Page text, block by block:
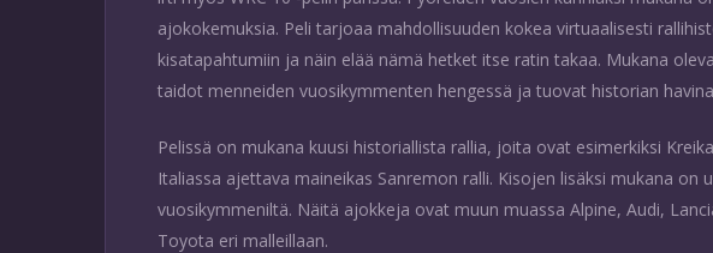
ajokokemuksia. Peli tarjoaa mahdollisuuden kokea virtuaalisesti
kisatapahtumiin ja näin elää nämä hetket itse ratin takaa. Mukana
taidot menneiden vuosikymmenten hengessä ja tuovat historian
Pelissä on mukana kuusi historiallista rallia, joita ovat esimerkiksi
Italiassa ajettava maineikas Sanremon ralli. Kisojen lisäksi mukana on
vuosikymmeniltä. Näitä ajokkeja ovat muun muassa Alpine, Audi,
Toyota eri malleillaan.